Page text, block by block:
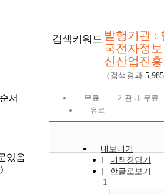
서
있음
검색키워드 발행기관 :
국전자정
신산업진
(검색결과 5,985
무료
기관 내 무료
유료
내보내기
내책장담기
한글로보기
1